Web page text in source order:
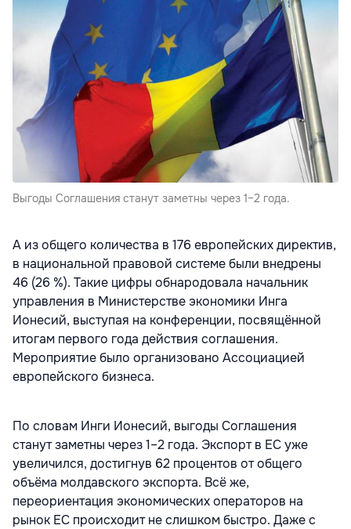
Выгоды Соглашения станут заметны через 1–2 года.
А из общего количества в 176 европейских директив,
в национальной правовой системе были внедрены
46 (26 %). Такие цифры обнародовала начальник
управления в Министерстве экономики Инга
Ионесий, выступая на конференции, посвящённой
итогам первого года действия соглашения.
Мероприятие было организовано Ассоциацией
европейского бизнеса.
По словам Инги Ионесий, выгоды Соглашения
станут заметны через 1–2 года. Экспорт в ЕС уже
увеличился, достигнув 62 процентов от общего
объёма молдавского экспорта. Всё же,
переориентация экономических операторов на
рынок ЕС происходит не слишком быстро. Даже с